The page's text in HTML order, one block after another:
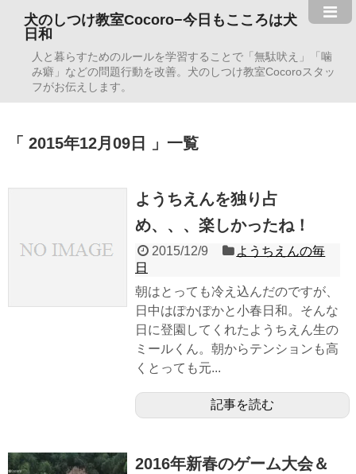
犬のしつけ教室Cocoro−今日もこころは犬
日和
人と暮らすためのルールを学習することで「無駄吠え」「噛
み癖」などの問題行動を改善。犬のしつけ教室Cocoroスタッ
フがお伝えします。
2015年12月09日 一覧
ようちえんを独り占
め、、、楽しかったね！
2015/12/9
ようちえんの毎
日
朝はとっても冷え込んだのですが、
日中はぽかぽかと小春日和。そんな
日に登園してくれたようちえん生の
ミールくん。朝からテンションも高
くとっても元...
記事を読む
2016年新春のゲーム大会＆